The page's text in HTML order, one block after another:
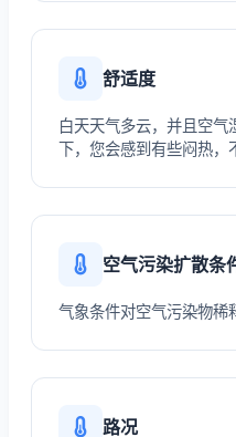
舒适度
白天天气多云，并且空
下，您会感到有些闷热，
空气污染扩散条
气象条件对空气污染物稀
路况